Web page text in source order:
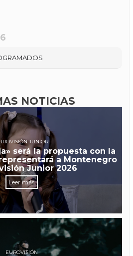
NOTICIAS
JUNIOR
será la propuesta con la
a Montenegro
Junior 2026
Leer más
EUROVISIÓN